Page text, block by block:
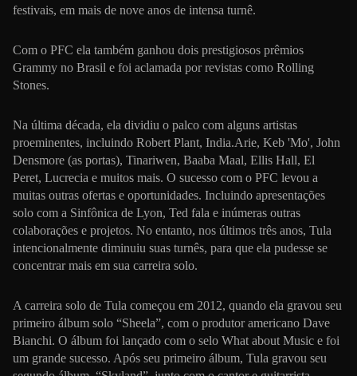
festivais, em mais de nove anos de intensa turnê.
Com o PFC ela também ganhou dois prestigiosos prêmios
Grammy no Brasil e foi aclamada por revistas como Rolling
Stones.
Na última década, ela dividiu o palco com alguns artistas
proeminentes, incluindo Robert Plant, India.Arie, Keb 'Mo', John
Densmore (as portas), Tinariwen, Baaba Maal, Ellis Hall, El
Peret, Lucrecia e muitos mais. O sucesso com o PFC levou a
muitas outras ofertas e oportunidades. Incluindo apresentações
solo com a Sinfônica de Lyon, Ted fala e inúmeras outras
colaborações e projetos. No entanto, nos últimos três anos, Tula
intencionalmente diminuiu suas turnês, para que ela pudesse se
concentrar mais em sua carreira solo.
A carreira solo de Tula começou em 2012, quando ela gravou seu
primeiro álbum solo “Sheela”, com o produtor americano Dave
Bianchi. O álbum foi lançado com o selo What about Music e foi
um grande sucesso. Após seu primeiro álbum, Tula gravou seu